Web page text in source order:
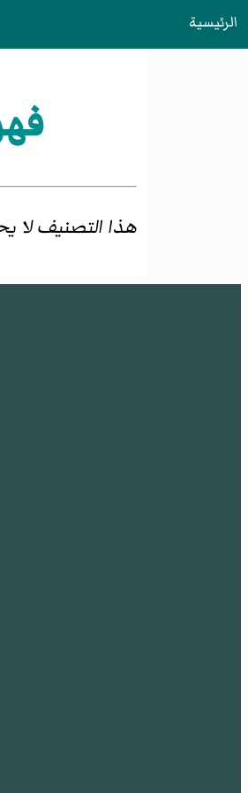
الرئيسية
هذا التصنيف لا